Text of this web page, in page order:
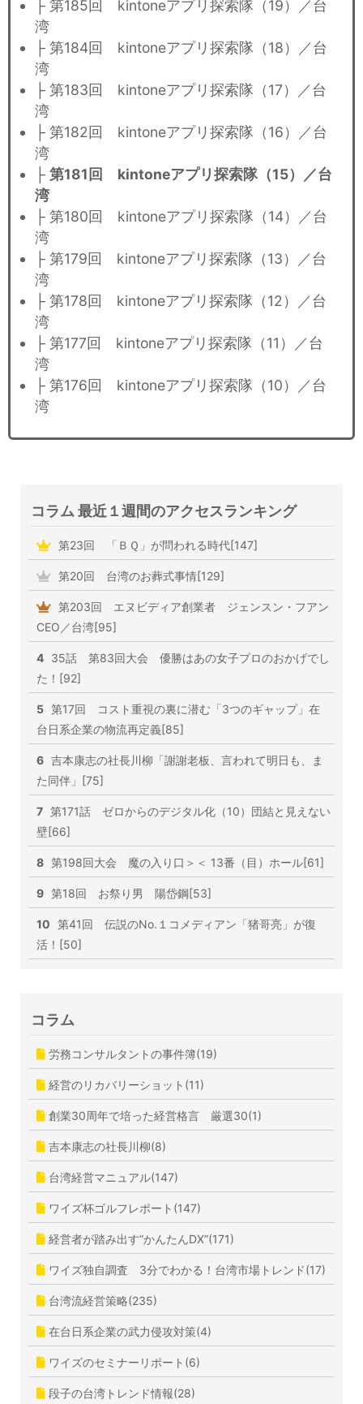
├ 第185回 kintoneアプリ探索隊（19）／台
湾
├ 第184回 kintoneアプリ探索隊（18）／台
湾
├ 第183回 kintoneアプリ探索隊（17）／台
湾
├ 第182回 kintoneアプリ探索隊（16）／台
湾
├ 第181回 kintoneアプリ探索隊（15）／台
湾
├ 第180回 kintoneアプリ探索隊（14）／台
湾
├ 第179回 kintoneアプリ探索隊（13）／台
湾
├ 第178回 kintoneアプリ探索隊（12）／台
湾
├ 第177回 kintoneアプリ探索隊（11）／台
湾
├ 第176回 kintoneアプリ探索隊（10）／台
湾
コラム 最近１週間のアクセスランキング
第23回 「ＢＱ」が問われる時代[147]
第20回 台湾のお葬式事情[129]
第203回 エヌビディア創業者 ジェンスン・フアン
CEO／台湾[95]
4 35話 第83回大会 優勝はあの女子プロのおかげでし
た！[92]
5 第17回 コスト重視の裏に潜む「3つのギャップ」在
台日系企業の物流再定義[85]
6 吉本康志の社長川柳「謝謝老板、言われて明日も、ま
た同伴」[75]
7 第171話 ゼロからのデジタル化（10）団結と見えない
壁[66]
8 第198回大会 魔の入り口＞＜ 13番（目）ホール[61]
9 第18回 お祭り男 陽岱鋼[53]
10 第41回 伝説のNo.１コメディアン「猪哥亮」が復
活！[50]
コラム
労務コンサルタントの事件簿(19)
経営のリカバリーショット(11)
創業30周年で培った経営格言 厳選30(1)
吉本康志の社長川柳(8)
台湾経営マニュアル(147)
ワイズ杯ゴルフレポート(147)
経営者が踏み出す”かんたんDX”(171)
ワイズ独自調査 3分でわかる！台湾市場トレンド(17)
台湾流経営策略(235)
在台日系企業の武力侵攻対策(4)
ワイズのセミナーリポート(6)
段子の台湾トレンド情報(28)